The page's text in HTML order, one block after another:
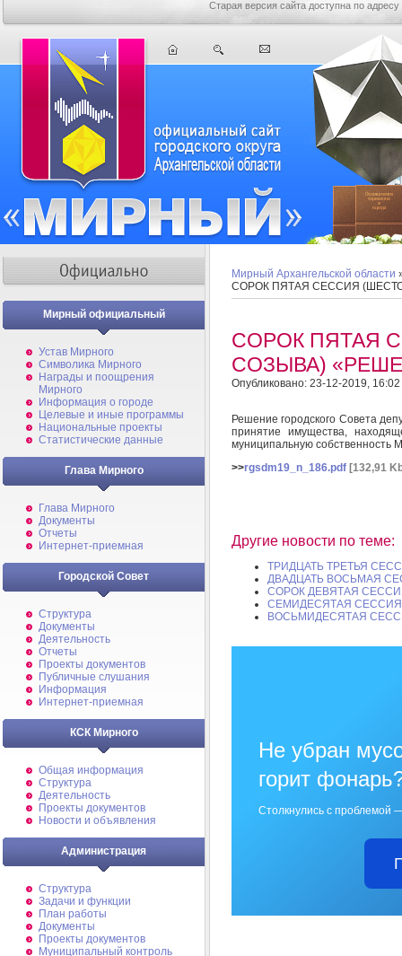
Старая версия сайта доступна по адресу
Мирный официальный
Устав Мирного
Символика Мирного
Награды и поощрения
Мирного
Информация о городе
Целевые и иные программы
Национальные проекты
Статистические данные
Глава Мирного
Глава Мирного
Документы
Отчеты
Интернет-приемная
Городской Совет
Структура
Документы
Деятельность
Отчеты
Проекты документов
Публичные слушания
Информация
Интернет-приемная
КСК Мирного
Общая информация
Структура
Деятельность
Проекты документов
Новости и объявления
Администрация
Структура
Задачи и функции
План работы
Документы
Проекты документов
Муниципальный контроль
Мирный Архангельской области
СОРОК ПЯТАЯ СЕССИЯ
СОРОК ПЯТАЯ
СОЗЫВА)
Опубликовано: 23-12-2019, 16:02
Решение городского Совета
принятие имущества,
муниципальную собственность
>>rgsdm19_n_186.pdf [132,91
Другие новости по теме:
ТРИДЦАТЬ ТРЕТЬЯ
ДВАДЦАТЬ ВОСЬМАЯ
СОРОК ДЕВЯТАЯ
СЕМИДЕСЯТАЯ
ВОСЬМИДЕСЯТАЯ
Не убран
горит
Столкнулись с проблемой